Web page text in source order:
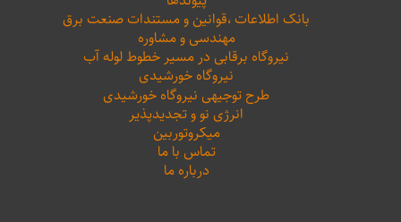
بانک اطلاعات ،‌قوانین و مستندات صنعت برق
مهندسی و مشاوره
نیروگاه برقابی در مسیر خطوط لوله آب
نیروگاه خورشیدی
طرح توجیهی نیروگاه خورشیدی
انرژی نو و تجدیدپذیر
میکروتوربین
تماس با ما
درباره ما